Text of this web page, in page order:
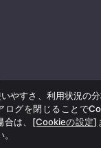
やすさ、利用状況の
ログを閉じることで
は、 [Cookieの設定]